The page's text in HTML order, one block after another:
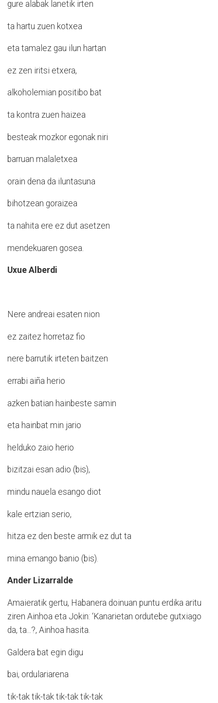
gure alabak lanetik irten
ta hartu zuen kotxea
eta tamalez gau ilun hartan
ez zen iritsi etxera,
alkoholemian positibo bat
ta kontra zuen haizea
besteak mozkor egonak niri
barruan malaletxea
orain dena da iluntasuna
bihotzean goraizea
ta nahita ere ez dut asetzen
mendekuaren gosea.
Uxue Alberdi
Nere andreai esaten nion
ez zaitez horretaz fio
nere barrutik irteten baitzen
errabi aiña herio
azken batian hainbeste samin
eta hainbat min jario
helduko zaio herio
bizitzai esan adio (bis),
mindu nauela esango diot
kale ertzian serio,
hitza ez den beste armik ez dut ta
mina emango banio (bis).
Ander Lizarralde
Amaieratik gertu, Habanera doinuan puntu erdika aritu
ziren Ainhoa eta Jokin: ‘Kanarietan ordutebe gutxiago
da, ta...?, Ainhoa hasita.
Galdera bat egin digu
bai, ordulariarena
tik-tak tik-tak tik-tak tik-tak